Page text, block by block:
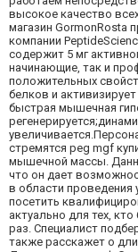
высокое качество
магазин GormonRosta
компании
содержит 5 мг
начинающие, так и
положительных
белков и
быстрая мышечная
стремятся peg mgf
мышечной массы.
что он дает
в области
посетить
актуально для тех,
раз. Специалист
также расскажет о